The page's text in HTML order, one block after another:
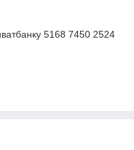
5168 7450 2524